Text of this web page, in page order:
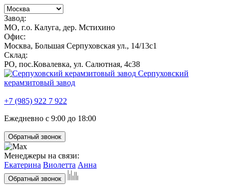
Завод:
МО, г.о. Калуга, дер. Мстихино
Офис:
Москва, Большая Серпуховская ул., 14/13с1
Склад:
РО, пос.Ковалевка, ул. Салютная, 4с38
Серпуховский
керамзитовый завод
+7 (985) 922 7 922
Ежедневно с 9:00 до 18:00
Обратный звонок
Менеджеры на связи:
Екатерина Виолетта Анна
Обратный звонок